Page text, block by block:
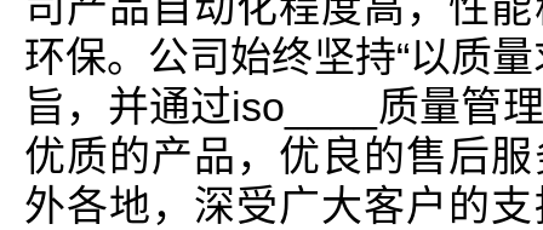
环保。公司始终坚持“以质
旨，并通过iso____质量管
优质的产品，优良的售后
外各地，深受广大客户的